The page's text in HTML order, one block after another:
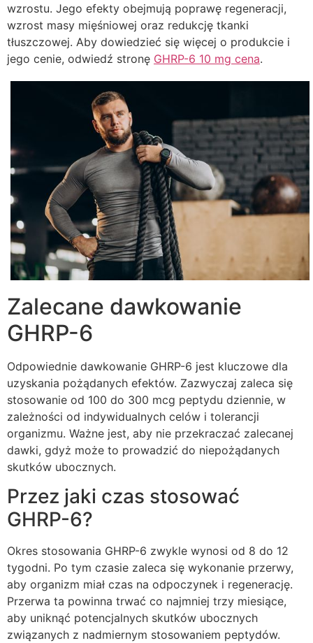
wzrostu. Jego efekty obejmują poprawę regeneracji,
wzrost masy mięśniowej oraz redukcję tkanki
tłuszczowej. Aby dowiedzieć się więcej o produkcie i
jego cenie, odwiedź stronę GHRP-6 10 mg cena.
Zalecane dawkowanie
GHRP-6
Odpowiednie dawkowanie GHRP-6 jest kluczowe dla
uzyskania pożądanych efektów. Zazwyczaj zaleca się
stosowanie od 100 do 300 mcg peptydu dziennie, w
zależności od indywidualnych celów i tolerancji
organizmu. Ważne jest, aby nie przekraczać zalecanej
dawki, gdyż może to prowadzić do niepożądanych
skutków ubocznych.
Przez jaki czas stosować
GHRP-6?
Okres stosowania GHRP-6 zwykle wynosi od 8 do 12
tygodni. Po tym czasie zaleca się wykonanie przerwy,
aby organizm miał czas na odpoczynek i regenerację.
Przerwa ta powinna trwać co najmniej trzy miesiące,
aby uniknąć potencjalnych skutków ubocznych
związanych z nadmiernym stosowaniem peptydów.